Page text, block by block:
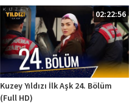
02:22:56
Kuzey Yıldızı İlk Aşk 24. Bölüm
(Full HD)